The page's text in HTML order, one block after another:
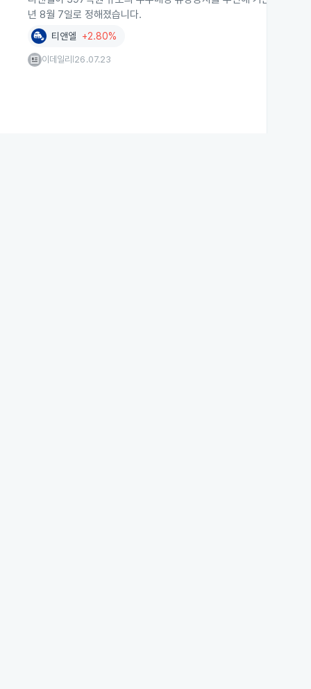
년 8월 7일로 정해졌습니다.
티앤엘 +2.80%
이데일리 26.07.23